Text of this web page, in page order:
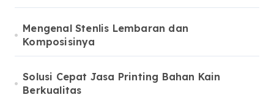
Mengenal Stenlis Lembaran dan
Komposisinya
Solusi Cepat Jasa Printing Bahan Kain
Berkualitas